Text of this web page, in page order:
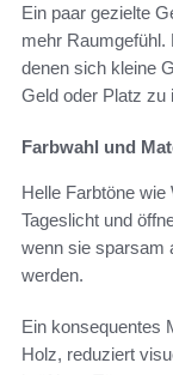
Ein paar gezielte
mehr Raumgefühl.
denen sich kleine
Geld oder Platz zu
Farbwahl und
Helle Farbtöne
Tageslicht und
wenn sie sparsam
werden.
Ein konsequentes
Holz, reduziert